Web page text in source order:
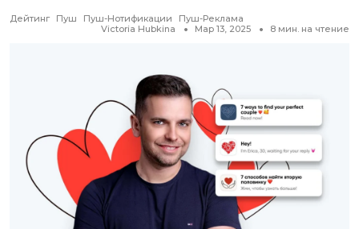
Дейтинг Пуш Пуш-Нотификации
Пуш-Реклама
Victoria Hubkina
Мар 13, 2025 8 мин. на чтение